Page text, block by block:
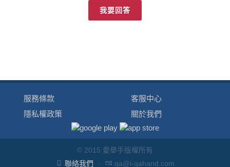
我要回答
服務條款
隱私權政策
客服中心
關於我們
© 2015 愛舉手版權所有
聯絡我們
· qa@i-qahand.com